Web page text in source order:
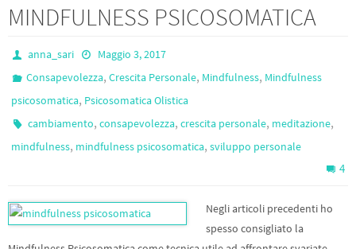
MINDFULNESS PSICOSOMATICA
anna_sari
Maggio 3, 2017
Consapevolezza,Crescita Personale, Mindfulness, Mindfulness
psicosomatica, Psicosomatica Olistica
cambiamento,consapevolezza,crescita personale, meditazione,
mindfulness, mindfulness psicosomatica, sviluppo personale
4
Negli articoli precedenti ho
spesso consigliato la